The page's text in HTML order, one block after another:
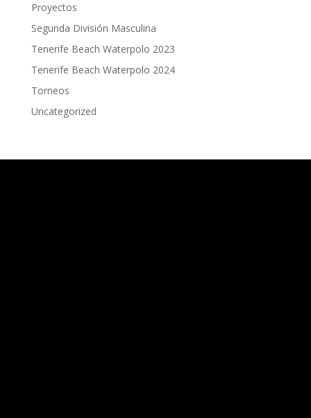
Proyectos
Segunda División Masculina
Tenerife Beach Waterpolo 2023
Tenerife Beach Waterpolo 2024
Torneos
Uncategorized